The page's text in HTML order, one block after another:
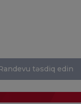
təsdiq edin